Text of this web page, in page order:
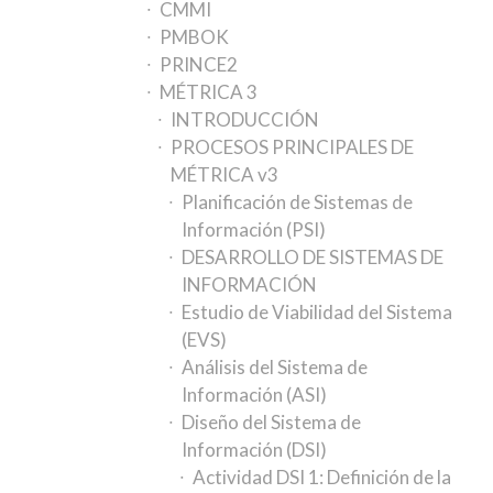
CMMI
PMBOK
PRINCE2
MÉTRICA 3
INTRODUCCIÓN
PROCESOS PRINCIPALES DE
MÉTRICA v3
Planificación de Sistemas de
Información (PSI)
DESARROLLO DE SISTEMAS DE
INFORMACIÓN
Estudio de Viabilidad del Sistema
(EVS)
Análisis del Sistema de
Información (ASI)
Diseño del Sistema de
Información (DSI)
Actividad DSI 1: Definición de la